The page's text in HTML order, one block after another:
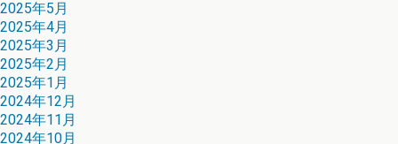
2025年5月
2025年4月
2025年3月
2025年2月
2025年1月
2024年12月
2024年11月
2024年10月